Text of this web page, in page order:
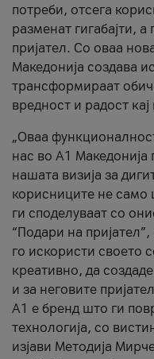
потреби, отсега
разменат гигабајти, а
пријател. Со оваа
Македонија создава
трансформираат
вредност и радост
„Оваа
нас во А1 Македонија
нашата визија за
корисниците не само
ги споделуваат со
“Подари на
го искористи своето
креативно, да
и за неговите
А1 е бренд што ги
технологија, со
изјави Методија